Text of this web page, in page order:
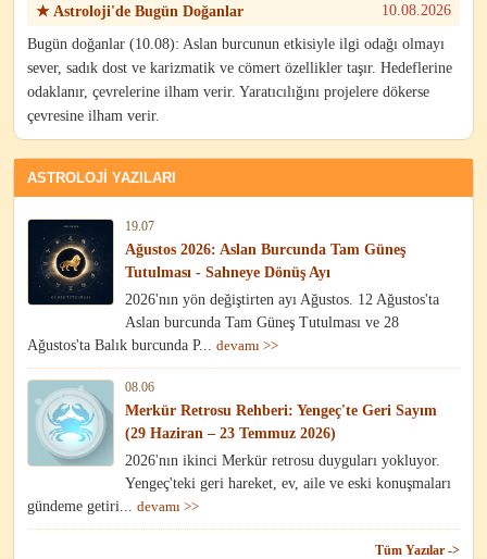
★ Astroloji'de Bugün Doğanlar 10.08.2026
Bugün doğanlar (10.08): Aslan burcunun etkisiyle ilgi odağı olmayı
sever, sadık dost ve karizmatik ve cömert özellikler taşır. Hedeflerine
odaklanır, çevrelerine ilham verir. Yaratıcılığını projelere dökerse
çevresine ilham verir.
ASTROLOJI YAZILARI
19.07
Ağustos 2026: Aslan Burcunda Tam Güneş
Tutulması - Sahneye Dönüş Ayı
2026'nın yön değiştirten ayı Ağustos. 12 Ağustos'ta
Aslan burcunda Tam Güneş Tutulması ve 28
Ağustos'ta Balık burcunda P... devamı >>
08.06
Merkür Retrosu Rehberi: Yengeç'te Geri Sayım
(29 Haziran – 23 Temmuz 2026)
2026'nın ikinci Merkür retrosu duyguları yokluyor.
Yengeç'teki geri hareket, ev, aile ve eski konuşmaları
gündeme getiri... devamı >>
Tüm Yazılar ->